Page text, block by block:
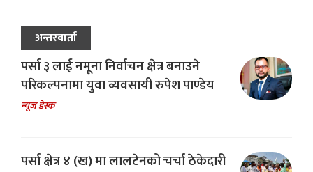
अन्तरवार्ता
पर्सा ३ लाई नमूना निर्वाचन क्षेत्र बनाउने
परिकल्पनामा युवा व्यवसायी रुपेश पाण्डेय
न्यूज डेस्क
पर्सा क्षेत्र ४ (ख) मा लालटेनको चर्चा ठेकेदारी